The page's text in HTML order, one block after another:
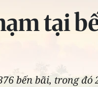
tại
bến bãi, trong đó